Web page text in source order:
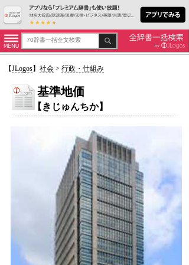
【JLogos】 社会> 行政・仕組み
基準地価
【きじゅんちか】